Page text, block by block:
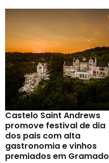
Castelo Saint Andrews
promove festival de dia
dos pais com alta
gastronomia e vinhos
premiados em Gramado